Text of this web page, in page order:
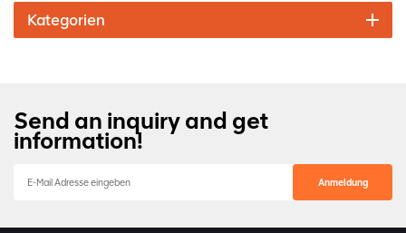
Kategorien
Send an inquiry and get
information!